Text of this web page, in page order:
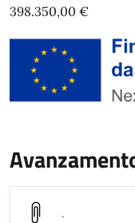
398.350,00 €
.